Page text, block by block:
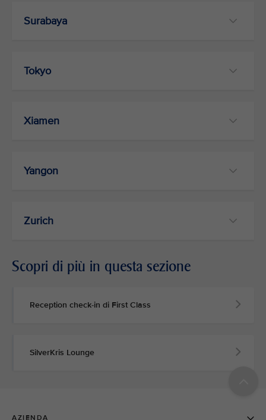
Surabaya
Tokyo
Xiamen
Yangon
Zurich
Scopri di più in questa sezione
Reception check-in di First Class
SilverKris Lounge